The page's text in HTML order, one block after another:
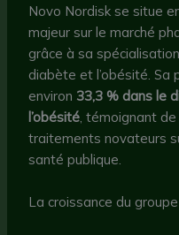
Novo Nordisk se situe
majeur sur le marché
grâce à sa
diabète et l’obésité. Sa
environ 33,3 % dans le
l’obésité, témoignant
traitements novateurs
santé publique.
La croissance du